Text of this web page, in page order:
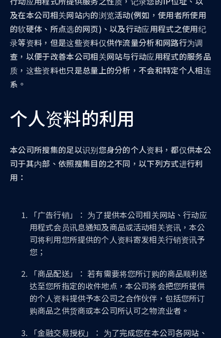
及在本公司相关网站内的浏览活动(例如，使用者所使用
的软硬体、所点选的网页)、以及行动应用程式之使用纪
录等资料，但是这些资料仅供作流量分析和网路行为调
查，以便于改善本公司相关网站与行动应用程式的服务品
质，这些资料也只是总量上的分析，不会和特定个人相连
系。
个人资料的利用
本公司所搜集的足以识别您身分的个人资料，都仅供本公
司于其内部、依照搜集目的之不同，以下列方式进行利
用：
「广告行销」： 为了提供本公司相关网站、行动应
用程式会员讯息通知及商品或活动相关资讯，本公
司将利用您所提供的个人资料寄发相关行销资讯予
您；
「商品配送」： 若有需要将您所订购的商品顺利送
达至您所指定的收件地点，本公司将会把您所提供
的个人资料提供予本公司之合作伙伴，包括您所订
购商品之供货商或本公司所认可之物流业者。
「金融交易授权」： 为了完成您在本公司各网站、